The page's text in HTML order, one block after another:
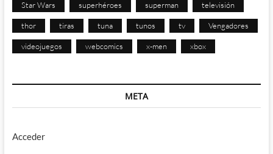
Star Wars superhéroes superman televisión
thor tiras tuna tunos tv Vengadores
videojuegos webcomics x-men xbox
META
Acceder